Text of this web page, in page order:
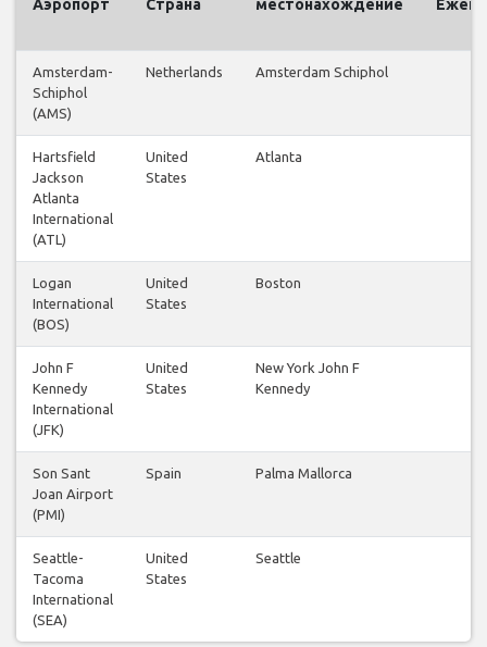
Аэропорт Страна местонахождение
Amsterdam-
Schiphol
(AMS)
Netherlands Amsterdam Schiphol
Hartsfield
Jackson
Atlanta
International
(ATL)
United
States
Atlanta
Logan
International
(BOS)
United
States
Boston
John F
Kennedy
International
(JFK)
United
States
New York John F
Kennedy
Son Sant
Joan Airport
(PMI)
Spain Palma Mallorca
Seattle-
Tacoma
International
(SEA)
United
States
Seattle